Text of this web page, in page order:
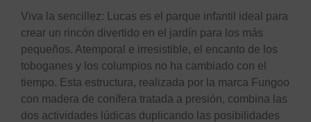
Viva la sencillez: Lucas es el parque infantil ideal para
crear un rincón divertido en el jardín para los más
pequeños. Atemporal e irresistible, el encanto de los
toboganes y los columpios no ha cambiado con el
tiempo. Esta estructura, realizada por la marca Fungoo
con madera de conífera tratada a presión, combina las
dos actividades lúdicas duplicando las posibilidades